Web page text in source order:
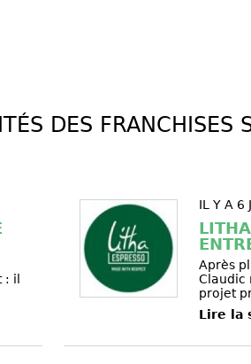
DES FRANCHISES
il
IL Y A 6
Après
Claudic
projet
Lire la